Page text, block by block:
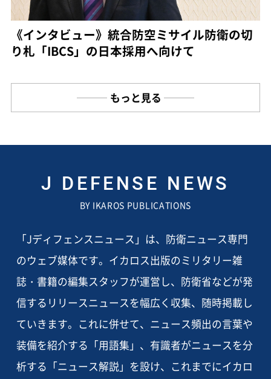
《インタビュー》統合防空ミサイル防衛の切
り札「IBCS」の日本採用へ向けて
もっと見る
J DEFENSE NEWS
BY IKAROS PUBLICATIONS
「Jディフェンスニュース」は、防衛ニュース専門
のウェブ媒体です。イカロス出版のミリタリー雑
誌・書籍の編集スタッフが運営し、防衛省などが発
信するリリースニュースを幅広く収集、随時掲載し
ていきます。これに併せて、ニュース頻出の言葉や
装備を紹介する「用語集」、有識者がニュースを分
析する「ニュース解説」を設け、これまでにイカロ